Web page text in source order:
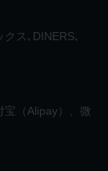
ス､DINERS､
宝（Alipay）、微